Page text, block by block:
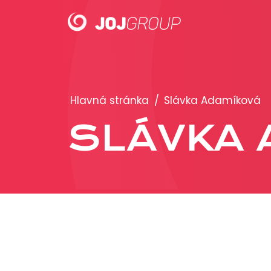
Produkty
Hlavná stránka / Slávka Adamíková
SLÁVKA